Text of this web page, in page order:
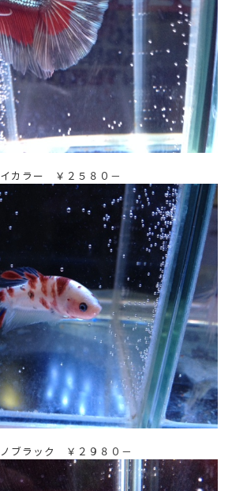
カラー ￥２５８０－
ブラック ￥２９８０－